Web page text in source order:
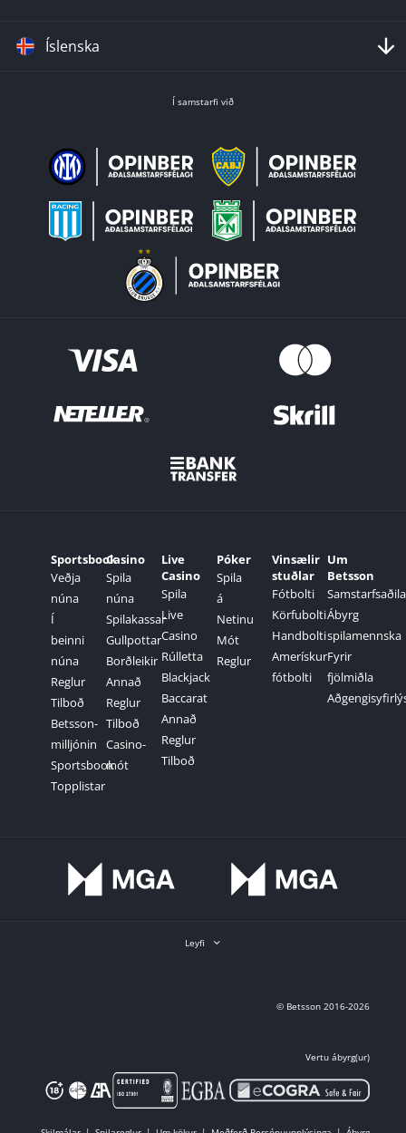
Íslenska
Í samstarfi við
Sportsbook
Veðja
núna
Í
beinni
núna
Reglur
Tilboð
Betsson-
milljónin
Sportsbook
Topplistar
Casino
Spila
núna
Spilakassar
Gullpottar
Borðleikir
Annað
Reglur
Tilboð
Casino-
mót
Live
Casino
Spila
Live
Casino
Rúlletta
Blackjack
Baccarat
Annað
Reglur
Tilboð
Póker
Spila
á
Netinu
Mót
Reglur
Vinsælir
stuðlar
Fótbolti
Körfubolti
Handbolti
Amerískur
fótbolti
Um
Betsson
Ábyrg
spilamennska
Fyrir
fjölmiðla
Leyfi
© Betsson 2016-2026
Vertu ábyrg(ur)